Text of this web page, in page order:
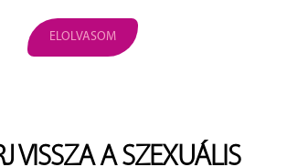
ELOLVASOM
VISSZA A SZEXUÁLIS